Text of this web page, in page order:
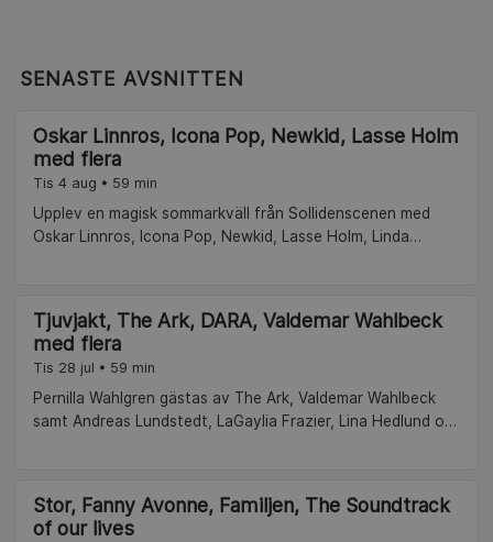
SENASTE AVSNITTEN
Oskar Linnros, Icona Pop, Newkid, Lasse Holm
med flera
Tis 4 aug • 59 min
Upplev en magisk sommarkväll från Sollidenscenen med
Oskar Linnros, Icona Pop, Newkid, Lasse Holm, Linda
Tjuvjakt, The Ark, DARA, Valdemar Wahlbeck
med flera
Tis 28 jul • 59 min
Pernilla Wahlgren gästas av The Ark, Valdemar Wahlbeck
samt Andreas Lundstedt, LaGaylia Frazier, Lina Hedlund och
Stor, Fanny Avonne, Familjen, The Soundtrack
of our lives